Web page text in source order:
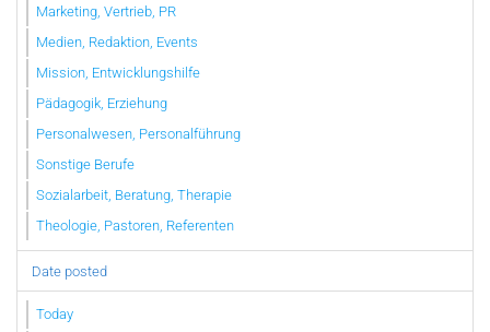
Marketing, Vertrieb, PR
Medien, Redaktion, Events
Mission, Entwicklungshilfe
Pädagogik, Erziehung
Personalwesen, Personalführung
Sonstige Berufe
Sozialarbeit, Beratung, Therapie
Theologie, Pastoren, Referenten
Date posted
Today